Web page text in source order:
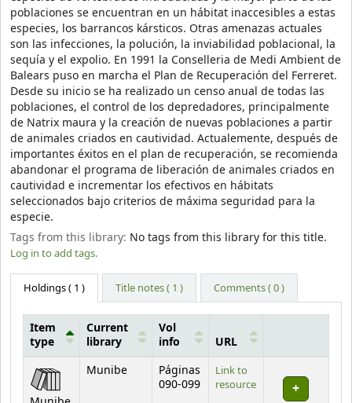
poblaciones se encuentran en un hábitat inaccesibles a estas
especies, los barrancos kársticos. Otras amenazas actuales
son las infecciones, la polución, la inviabilidad poblacional, la
sequía y el expolio. En 1991 la Conselleria de Medi Ambient de
Balears puso en marcha el Plan de Recuperación del Ferreret.
Desde su inicio se ha realizado un censo anual de todas las
poblaciones, el control de los depredadores, principalmente
de Natrix maura y la creación de nuevas poblaciones a partir
de animales criados en cautividad. Actualemente, después de
importantes éxitos en el plan de recuperación, se recomienda
abandonar el programa de liberación de animales criados en
cautividad e incrementar los efectivos en hábitats
seleccionados bajo criterios de máxima seguridad para la
especie.
Tags from this library: No tags from this library for this title.
Log in to add tags.
Holdings( 1 ) Title notes ( 1 ) Comments ( 0 )
Holdings
Item
type
Current
library
Vol
info
URL
Munibe
Páginas
090-099
Link to
resource